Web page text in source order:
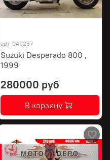
арт. 049237
Suzuki Desperado 800 ,
1999
280000 руб
В корзину